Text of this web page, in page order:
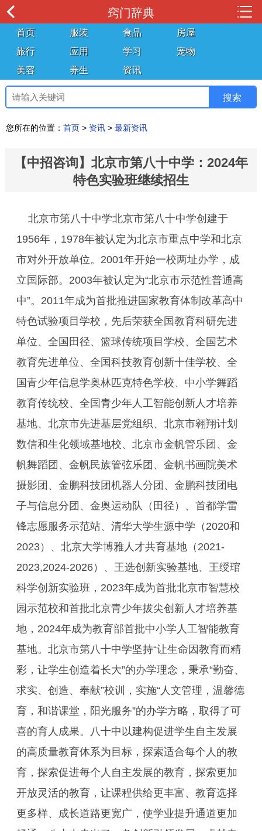
窍门辞典
首页 服装 食品
房屋
旅行
应用 学习
宠物
美容
养生 资讯
您所在的位置： 首页 > 资讯 > 最新资讯
【中招咨询】北京市第八十中学：2024年
特色实验班继续招生
北京市第八十中学北京市第八十中学创建于
1956年，1978年被认定为北京市重点中学和北京
市对外开放单位。2001年开始一校两址办学，成
立国际部。2003年被认定为“北京市示范性普通高
中”。2011年成为首批推进国家教育体制改革高中
特色试验项目学校，先后荣获全国教育科研先进
单位、全国田径、篮球传统项目学校、全国艺术
教育先进单位、全国科技教育创新十佳学校、全
国青少年信息学奥林匹克特色学校、中小学舞蹈
教育传统校、全国青少年人工智能创新人才培养
基地、北京市先进基层党组织、北京市翱翔计划
数信和生化领域基地校、北京市金帆管乐团、金
帆舞蹈团、金帆民族管弦乐团、金帆书画院美术
摄影团、金鹏科技团机器人分团、金鹏科技团电
子与信息分团、金奥运动队（田径）、首都学雷
锋志愿服务示范站、清华大学生源中学（2020和
2023）、北京大学博雅人才共育基地（2021-
2023,2024-2026）、王选创新实验基地、王绶琯
科学创新实验班，2023年成为首批北京市智慧校
园示范校和首批北京青少年拔尖创新人才培养基
地，2024年成为教育部首批中小学人工智能教育
基地。北京市第八十中学坚持“让生命因教育而精
彩，让学生创造着长大”的办学理念，秉承“勤奋、
求实、创造、奉献”校训，实施“人文管理，温馨德
育，和谐课堂，阳光服务”的办学方略，取得了可
喜的育人成果。八十中以建构促进学生自主发展
的高质量教育体系为目标，探索适合每个人的教
育，探索促进每个人自主发展的教育，探索更加
开放灵活的教育，让课程供给更丰富、教育选择
更多样、成长道路更宽广，使学业提升通道更加